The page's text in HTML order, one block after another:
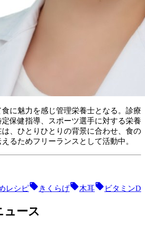
に魅力を感じ管理栄養士となる。 診療
保健指導、スポーツ選手に対する栄養
は、ひとりひとりの背景に合わせ、食の
るためフリーランスとして活動中。
レシピ きくらげ 木耳 ビタミンD
ュース